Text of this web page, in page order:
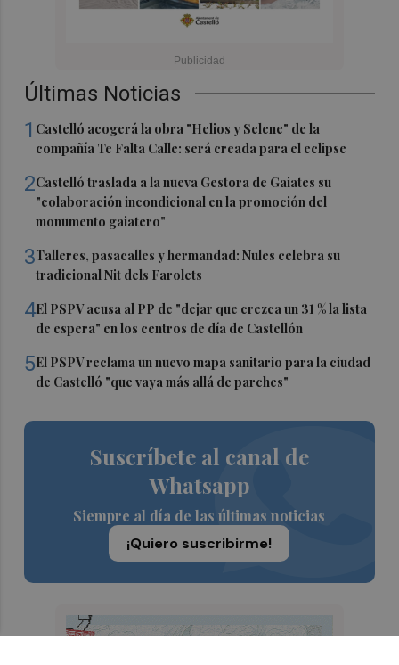
Últimas Noticias
1 Castelló acogerá la obra "Helios y Selene" de la
compañía Te Falta Calle: será creada para el eclipse
2Castelló traslada a la nueva Gestora de Gaiates su
"colaboración incondicional en la promoción del
monumento gaiatero"
3Talleres, pasacalles y hermandad: Nules celebra su
tradicional Nit dels Farolets
4El PSPV acusa al PP de "dejar que crezca un 31 % la lista
de espera" en los centros de día de Castellón
5El PSPV reclama un nuevo mapa sanitario para la ciudad
de Castelló "que vaya más allá de parches"
Suscríbete al canal de
Whatsapp
Siempre al día de las últimas noticias
¡Quiero suscribirme!